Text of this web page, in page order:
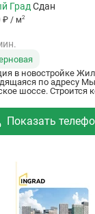
Град Сдан
₽ / м2
в новостройке
по адресу
шоссе. Строится
2026 года с
м. Этаж 11 из 23.
его когда будете
Показать